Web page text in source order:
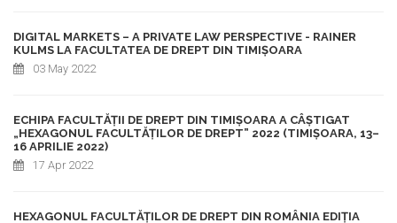
DIGITAL MARKETS – A PRIVATE LAW PERSPECTIVE - RAINER
KULMS LA FACULTATEA DE DREPT DIN TIMIȘOARA
03 May 2022
ECHIPA FACULTĂȚII DE DREPT DIN TIMIȘOARA A CÂȘTIGAT
„HEXAGONUL FACULTĂȚILOR DE DREPT” 2022 (TIMIȘOARA, 13–
16 APRILIE 2022)
17 Apr 2022
HEXAGONUL FACULTĂȚILOR DE DREPT DIN ROMÂNIA EDIȚIA